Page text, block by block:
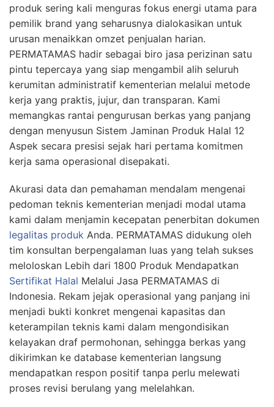
produk sering kali menguras fokus energi utama para
pemilik brand yang seharusnya dialokasikan untuk
urusan menaikkan omzet penjualan harian.
PERMATAMAS hadir sebagai biro jasa perizinan satu
pintu tepercaya yang siap mengambil alih seluruh
kerumitan administratif kementerian melalui metode
kerja yang praktis, jujur, dan transparan. Kami
memangkas rantai pengurusan berkas yang panjang
dengan menyusun Sistem Jaminan Produk Halal 12
Aspek secara presisi sejak hari pertama komitmen
kerja sama operasional disepakati.
Akurasi data dan pemahaman mendalam mengenai
pedoman teknis kementerian menjadi modal utama
kami dalam menjamin kecepatan penerbitan dokumen
legalitas produk Anda. PERMATAMAS didukung oleh
tim konsultan berpengalaman luas yang telah sukses
meloloskan Lebih dari 1800 Produk Mendapatkan
Sertifikat Halal Melalui Jasa PERMATAMAS di
Indonesia. Rekam jejak operasional yang panjang ini
menjadi bukti konkret mengenai kapasitas dan
keterampilan teknis kami dalam mengondisikan
kelayakan draf permohonan, sehingga berkas yang
dikirimkan ke database kementerian langsung
mendapatkan respon positif tanpa perlu melewati
proses revisi berulang yang melelahkan.